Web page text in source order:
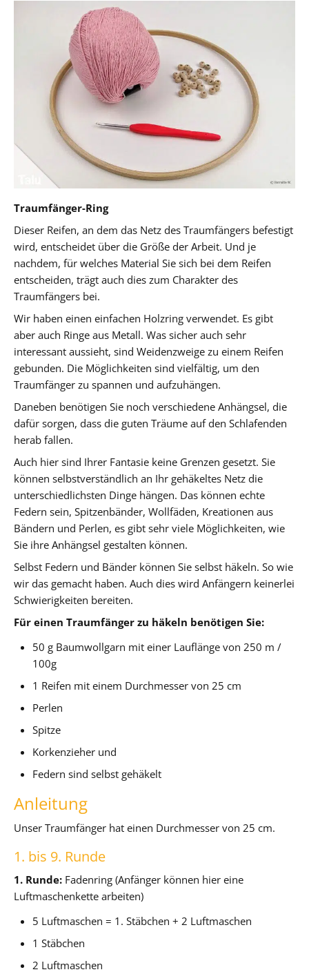
Traumfänger-Ring
Dieser Reifen, an dem das Netz des Traumfängers befestigt
wird, entscheidet über die Größe der Arbeit. Und je
nachdem, für welches Material Sie sich bei dem Reifen
entscheiden, trägt auch dies zum Charakter des
Traumfängers bei.
Wir haben einen einfachen Holzring verwendet. Es gibt
aber auch Ringe aus Metall. Was sicher auch sehr
interessant aussieht, sind Weidenzweige zu einem Reifen
gebunden. Die Möglichkeiten sind vielfältig, um den
Traumfänger zu spannen und aufzuhängen.
Daneben benötigen Sie noch verschiedene Anhängsel, die
dafür sorgen, dass die guten Träume auf den Schlafenden
herab fallen.
Auch hier sind Ihrer Fantasie keine Grenzen gesetzt. Sie
können selbstverständlich an Ihr gehäkeltes Netz die
unterschiedlichsten Dinge hängen. Das können echte
Federn sein, Spitzenbänder, Wollfäden, Kreationen aus
Bändern und Perlen, es gibt sehr viele Möglichkeiten, wie
Sie ihre Anhängsel gestalten können.
Selbst Federn und Bänder können Sie selbst häkeln. So wie
wir das gemacht haben. Auch dies wird Anfängern keinerlei
Schwierigkeiten bereiten.
Für einen Traumfänger zu häkeln benötigen Sie:
50 g Baumwollgarn mit einer Lauflänge von 250 m /
100g
1 Reifen mit einem Durchmesser von 25 cm
Perlen
Spitze
Korkenzieher und
Federn sind selbst gehäkelt
Anleitung
Unser Traumfänger hat einen Durchmesser von 25 cm.
1. bis 9. Runde
1. Runde: Fadenring (Anfänger können hier eine
Luftmaschenkette arbeiten)
5 Luftmaschen = 1. Stäbchen + 2 Luftmaschen
1 Stäbchen
2 Luftmaschen